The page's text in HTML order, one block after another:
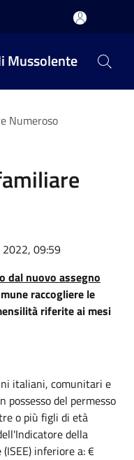
Mussolente
Numeroso
2022, 09:59
dal nuovo assegno
raccogliere le
riferite ai mesi
italiani, comunitari e
del permesso
o più figli di età
della
inferiore a: €